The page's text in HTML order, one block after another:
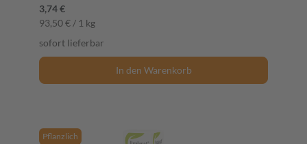
3,74 €
93,50 € / 1 kg
sofort lieferbar
In den Warenkorb
Pflanzlich